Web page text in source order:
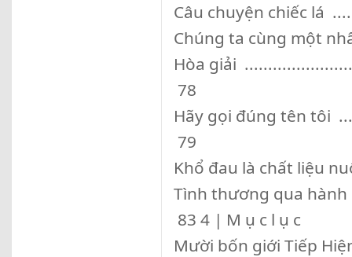
Câu chuyện chiếc lá
Chúng ta cùng một
Hòa giải
78
Hãy gọi đúng tên tôi
79
Khổ đau là chất liệu
Tình thương qua hành
83 4 | M ụ c l ụ c
Mười bốn giới Tiếp